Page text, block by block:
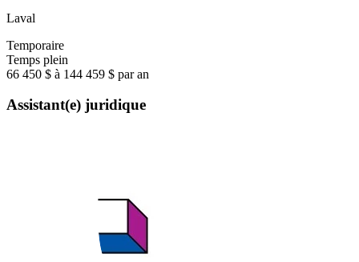
Laval
Temporaire
Temps plein
66 450 $ à 144 459 $ par an
Assistant(e) juridique